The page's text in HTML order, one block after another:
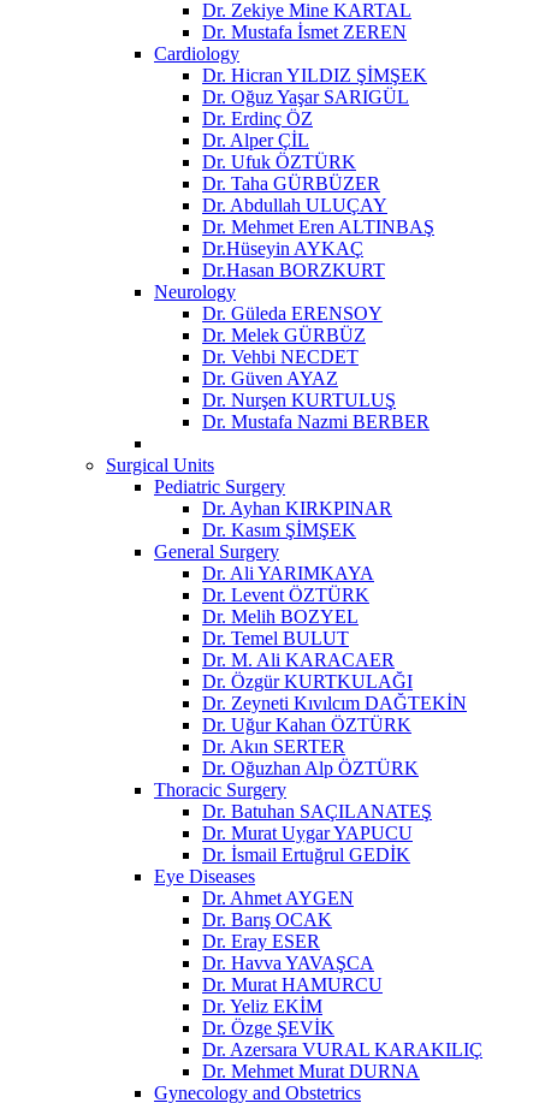
Dr. Zekiye Mine KARTAL
Dr. Mustafa İsmet ZEREN
Cardiology
Dr. Hicran YILDIZ ŞİMŞEK
Dr. Oğuz Yaşar SARIGÜL
Dr. Erdinç ÖZ
Dr. Alper ÇİL
Dr. Ufuk ÖZTÜRK
Dr. Taha GÜRBÜZER
Dr. Abdullah ULUÇAY
Dr. Mehmet Eren ALTINBAŞ
Dr.Hüseyin AYKAÇ
Dr.Hasan BORZKURT
Neurology
Dr. Güleda ERENSOY
Dr. Melek GÜRBÜZ
Dr. Vehbi NECDET
Dr. Güven AYAZ
Dr. Nurşen KURTULUŞ
Dr. Mustafa Nazmi BERBER
Surgical Units
Pediatric Surgery
Dr. Ayhan KIRKPINAR
Dr. Kasım ŞİMŞEK
General Surgery
Dr. Ali YARIMKAYA
Dr. Levent ÖZTÜRK
Dr. Melih BOZYEL
Dr. Temel BULUT
Dr. M. Ali KARACAER
Dr. Özgür KURTKULAĞI
Dr. Zeyneti Kıvılcım DAĞTEKİN
Dr. Uğur Kahan ÖZTÜRK
Dr. Akın SERTER
Dr. Oğuzhan Alp ÖZTÜRK
Thoracic Surgery
Dr. Batuhan SAÇILANATEŞ
Dr. Murat Uygar YAPUCU
Dr. İsmail Ertuğrul GEDİK
Eye Diseases
Dr. Ahmet AYGEN
Dr. Barış OCAK
Dr. Eray ESER
Dr. Havva YAVAŞCA
Dr. Murat HAMURCU
Dr. Yeliz EKİM
Dr. Özge ŞEVİK
Dr. Azersara VURAL KARAKILIÇ
Dr. Mehmet Murat DURNA
Gynecology and Obstetrics